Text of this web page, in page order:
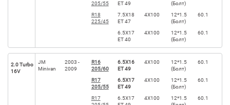
205/55
R18
225/45
ET 49
7.5X18
ET 47
6.5X17
ET 40
4X100
4X100
(Болт)
12*1.5
(Болт)
12*1.5
(Болт)
60.1
60.1
2.0 Turbo
16V
JM
Minivan
2003 -
2009
R16
205/60
R17
205/55
R17
6.5X16
ET 49
6.5X17
ET 49
6.5X17
4X100
4X100
4X100
12*1.5
(Болт)
12*1.5
(Болт)
12*1.5
60.1
60.1
60.1